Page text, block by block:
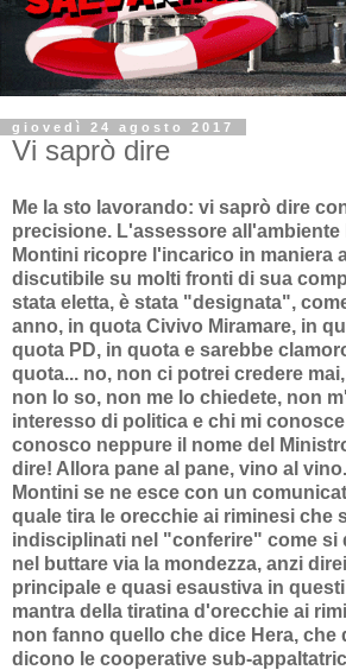
giovedì 24 agosto 2017
Vi saprò dire
Me la sto lavorando: vi saprò dire
precisione. L'assessore all'ambiente
Montini ricopre l'incarico in maniera
discutibile su molti fronti di sua
stata eletta, è stata "designata",
anno, in quota Civivo Miramare, in
quota PD, in quota e sarebbe
quota... no, non ci potrei credere
non lo so, non me lo chiedete, non
interesso di politica e chi mi
conosco neppure il nome del
dire! Allora pane al pane, vino al
Montini se ne esce con un
quale tira le orecchie ai riminesi che
indisciplinati nel "conferire" come si
nel buttare via la mondezza, anzi
principale e quasi esaustiva in questi
mantra della tiratina d'orecchie ai
non fanno quello che dice Hera, che
dicono le cooperative sub-